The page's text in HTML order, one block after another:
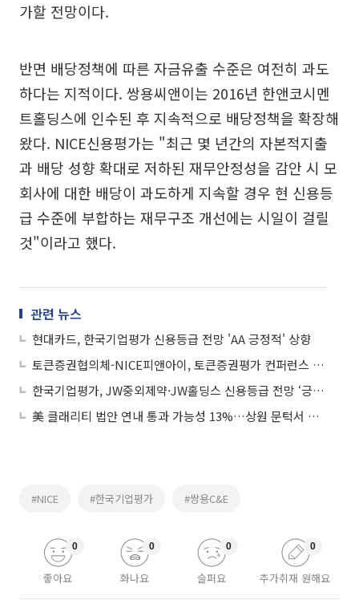
가할 전망이다.
반면 배당정책에 따른 자금유출 수준은 여전히 과도
하다는 지적이다. 쌍용씨앤이는 2016년 한앤코시멘
트홀딩스에 인수된 후 지속적으로 배당정책을 확장해
왔다. NICE신용평가는 "최근 몇 년간의 자본적지출
과 배당 성향 확대로 저하된 재무안정성을 감안 시 모
회사에 대한 배당이 과도하게 지속할 경우 현 신용등
급 수준에 부합하는 재무구조 개선에는 시일이 걸릴
것"이라고 했다.
관련 뉴스
현대카드, 한국기업평가 신용등급 전망 'AA 긍정적' 상향
토큰증권협의체-NICE피앤아이, 토큰증권평가 컨퍼런스 개최
한국기업평가, JW중외제약·JW홀딩스 신용등급 전망 ‘긍정적’ 상향
美 클래리티 법안 연내 통과 가능성 13%…상원 문턱서 제동
#NICE #한국기업평가 #쌍용C&E
좋아요
0
화나요
0
슬퍼요
0
추가취재 원해요
0